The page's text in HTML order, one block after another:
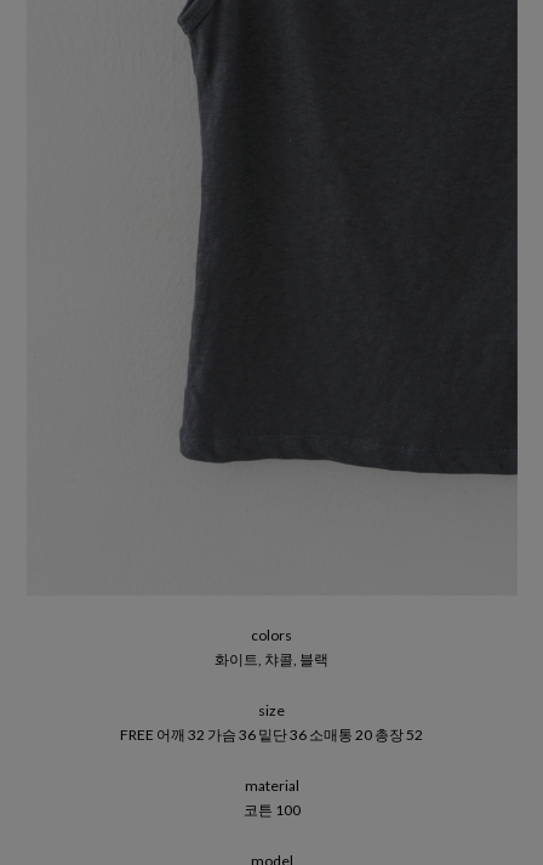
colors
화이트, 챠콜, 블랙
size
FREE 어깨 32 가슴 36 밑단 36 소매통 20 총장 52
material
코튼 100
model